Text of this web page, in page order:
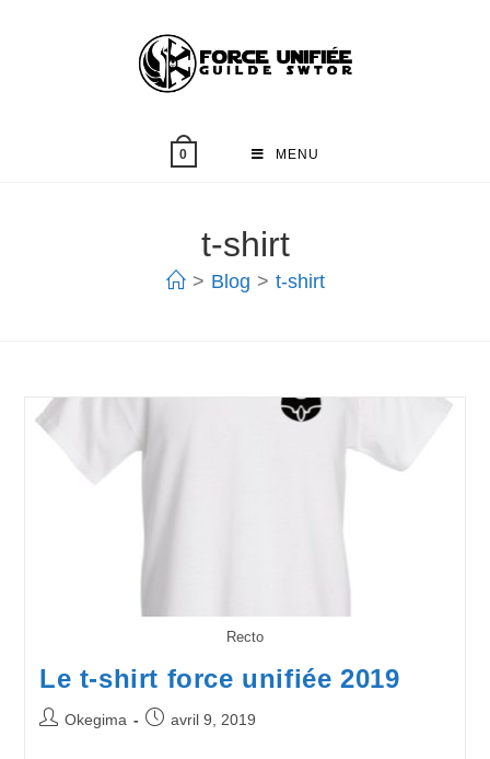
0 MENU
t-shirt
> Blog > t-shirt
Recto
Le t-shirt force unifiée 2019
Okegima avril 9, 2019